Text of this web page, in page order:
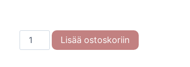
Festive
Rosette
Lisää ostoskoriin